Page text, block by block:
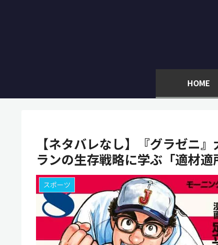
HOME
【ネタバレなし】『グラゼニ
ランの生存戦略に学ぶ「適材
スポーツ